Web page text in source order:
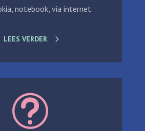
notebook, via internet
LEES VERDER
t